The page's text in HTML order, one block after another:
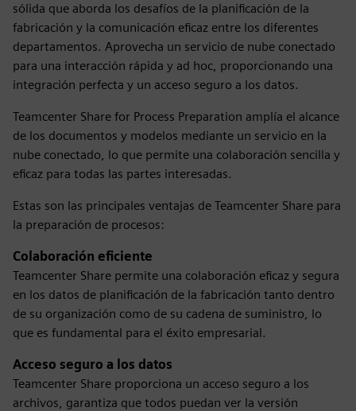
sólida que aborda los desafíos de la planificación de la
fabricación y la comunicación eficaz entre los diferentes
departamentos. Aprovecha un servicio de nube conectado
para una interacción rápida y ad hoc, proporcionando una
integración perfecta y un acceso seguro a los datos.
Teamcenter Share for Process Preparation amplía el alcance
de los documentos y modelos mediante un servicio en la
nube conectado, lo que permite una colaboración sencilla y
eficaz para todas las partes interesadas.
Estas son las principales ventajas de Teamcenter Share para
la preparación de procesos:
Colaboración eficiente
Teamcenter Share permite una colaboración eficaz y segura
en los datos de planificación de la fabricación tanto dentro
de su organización como de su cadena de suministro, lo
que es fundamental para el éxito empresarial.
Acceso seguro a los datos
Teamcenter Share proporciona un acceso seguro a los
archivos, garantiza que todos puedan ver la versión